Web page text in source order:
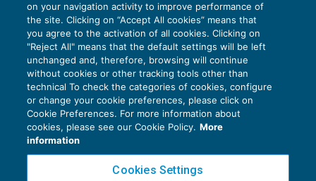
27 Luglio 2026
di Diego BarberieStefano Dovier
Privacy Policy
Cookie Policy
on your navigation activity to improve performance of
the site. Clicking on “Accept All cookies” means that
you agree to the activation of all cookies. Clicking on
"Reject All" means that the default settings will be left
unchanged and, therefore, browsing will continue
without cookies or other tracking tools other than
technical To check the categories of cookies, configure
or change your cookie preferences, please click on
Cookie Preferences. For more information about
cookies, please see our Cookie Policy. More
information
Cookies Settings